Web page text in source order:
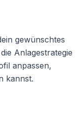
gewünschtes
Anlagestrategie
anpassen,
kannst.